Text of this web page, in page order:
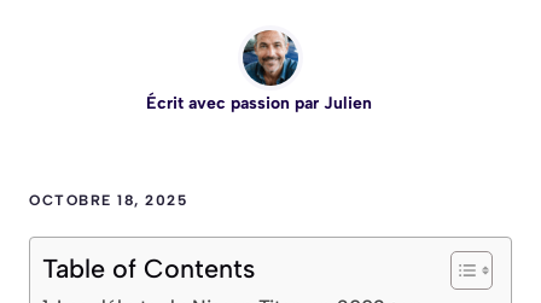
Écrit avec passion par Julien
OCTOBRE 18, 2025
Table of Contents